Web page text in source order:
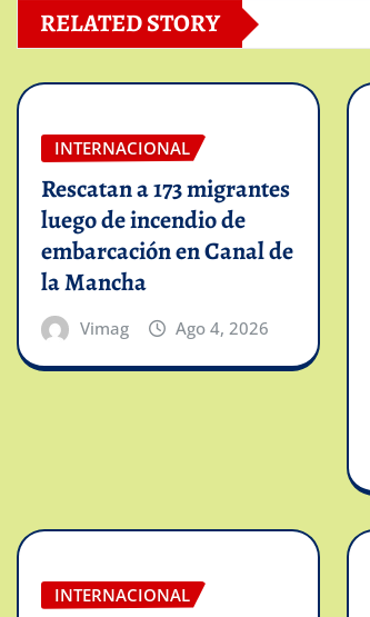
RELATED STORY
INTERNACIONAL
Rescatan a 173 migrantes
luego de incendio de
embarcación en Canal de
la Mancha
Vimag Ago 4, 2026
INTERNACIONAL